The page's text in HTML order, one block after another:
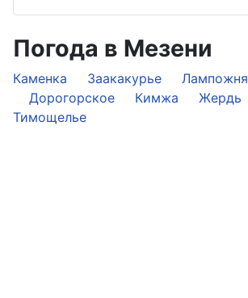
Погода в Мезени
Каменка Заакакурье Лампожня
Дорогорское
Кимжа Жердь
Тимощелье